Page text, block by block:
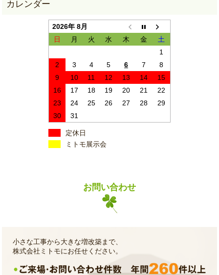
2026年 8月
日
月 火 水 木 金
土
1
2
3 4 5 6 7
8
9
10 11 12 13 14
15
16
17 18 19 20 21
22
23
24 25 26 27 28
29
30
31
定休日
ミトモ展示会
お問い合わせ
小さな工事から大きな増改築まで、
株式会社ミトモにお任せください。